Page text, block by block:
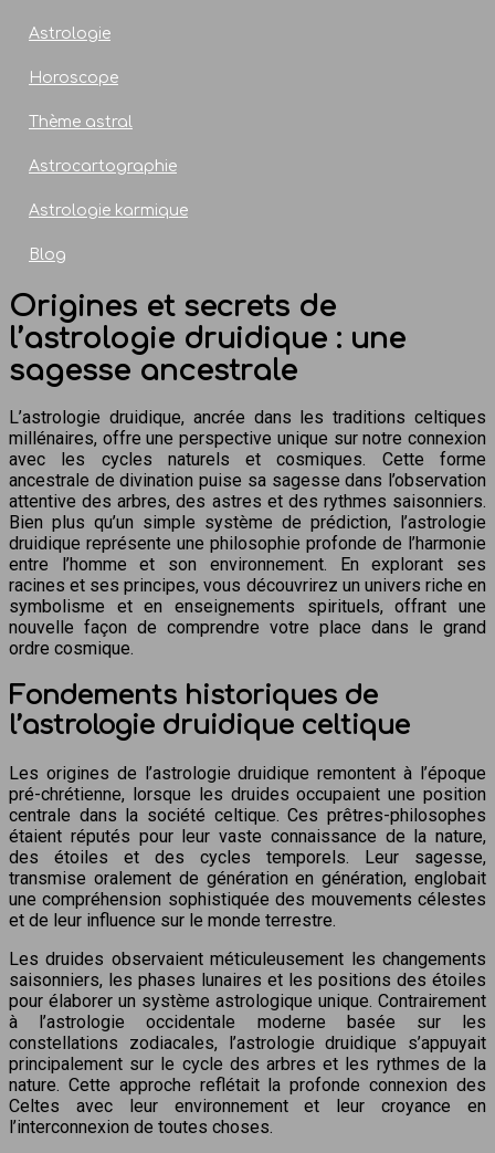
Astrologie
Horoscope
Thème astral
Astrocartographie
Astrologie karmique
Blog
Origines et secrets de
l’astrologie druidique : une
sagesse ancestrale
L’astrologie druidique, ancrée dans les traditions celtiques
millénaires, offre une perspective unique sur notre connexion
avec les cycles naturels et cosmiques. Cette forme
ancestrale de divination puise sa sagesse dans l’observation
attentive des arbres, des astres et des rythmes saisonniers.
Bien plus qu’un simple système de prédiction, l’astrologie
druidique représente une philosophie profonde de l’harmonie
entre l’homme et son environnement. En explorant ses
racines et ses principes, vous découvrirez un univers riche en
symbolisme et en enseignements spirituels, offrant une
nouvelle façon de comprendre votre place dans le grand
ordre cosmique.
Fondements historiques de
l’astrologie druidique celtique
Les origines de l’astrologie druidique remontent à l’époque
pré-chrétienne, lorsque les druides occupaient une position
centrale dans la société celtique. Ces prêtres-philosophes
étaient réputés pour leur vaste connaissance de la nature,
des étoiles et des cycles temporels. Leur sagesse,
transmise oralement de génération en génération, englobait
une compréhension sophistiquée des mouvements célestes
et de leur influence sur le monde terrestre.
Les druides observaient méticuleusement les changements
saisonniers, les phases lunaires et les positions des étoiles
pour élaborer un système astrologique unique. Contrairement
à l’astrologie occidentale moderne basée sur les
constellations zodiacales, l’astrologie druidique s’appuyait
principalement sur le cycle des arbres et les rythmes de la
nature. Cette approche reflétait la profonde connexion des
Celtes avec leur environnement et leur croyance en
l’interconnexion de toutes choses.